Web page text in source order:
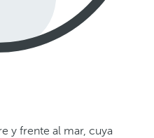
y frente al mar, cuya